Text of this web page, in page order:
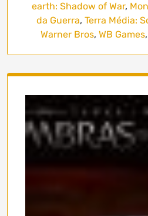
earth: Shadow of War,
da Guerra, Terra Média:
Warner Bros, WB Games,